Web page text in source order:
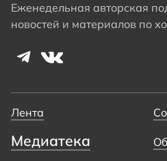
Еженедельная авторская
новостей и материалов по
Лента
Медиатека